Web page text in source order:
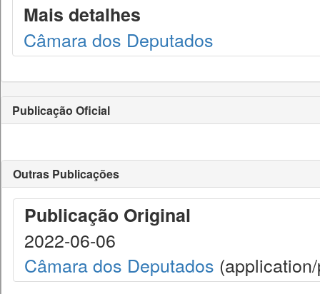
Mais detalhes
Câmara dos Deputados
Publicação Oficial
Outras Publicações
Publicação Original
2022-06-06
Câmara dos Deputados